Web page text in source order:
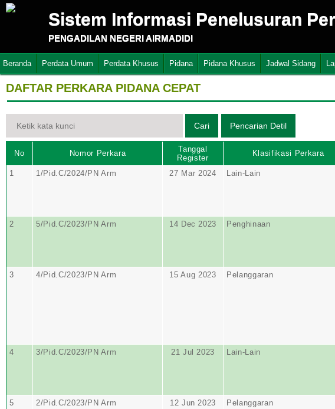
Sistem Informasi Penelusuran
PENGADILAN NEGERI AIRMADIDI
Beranda Perdata Umum Perdata Khusus Pidana Pidana Khusus Jadwal Sidang
DAFTAR PERKARA PIDANA CEPAT
No Nomor Perkara
Tanggal
Register
Klasifikasi Perkara
1 1/Pid.C/2024/PN Arm 27 Mar 2024 Lain-Lain
2 5/Pid.C/2023/PN Arm 14 Dec 2023 Penghinaan
3 4/Pid.C/2023/PN Arm 15 Aug 2023 Pelanggaran
4 3/Pid.C/2023/PN Arm 21 Jul 2023 Lain-Lain
5 2/Pid.C/2023/PN Arm 12 Jun 2023 Pelanggaran